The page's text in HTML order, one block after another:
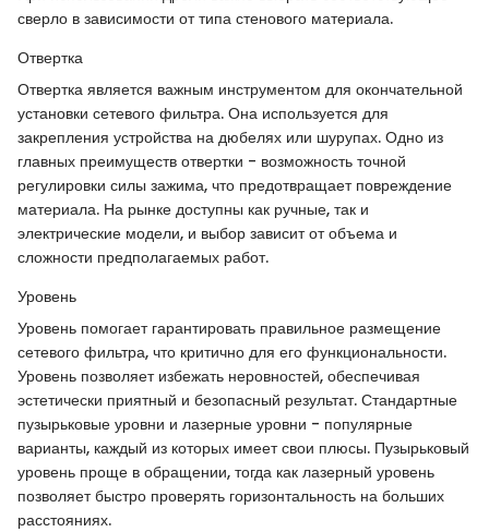
сверло в зависимости от типа стенового материала.
Отвертка
Отвертка является важным инструментом для окончательной
установки сетевого фильтра. Она используется для
закрепления устройства на дюбелях или шурупах. Одно из
главных преимуществ отвертки - возможность точной
регулировки силы зажима, что предотвращает повреждение
материала. На рынке доступны как ручные, так и
электрические модели, и выбор зависит от объема и
сложности предполагаемых работ.
Уровень
Уровень помогает гарантировать правильное размещение
сетевого фильтра, что критично для его функциональности.
Уровень позволяет избежать неровностей, обеспечивая
эстетически приятный и безопасный результат. Стандартные
пузырьковые уровни и лазерные уровни - популярные
варианты, каждый из которых имеет свои плюсы. Пузырьковый
уровень проще в обращении, тогда как лазерный уровень
позволяет быстро проверять горизонтальность на больших
расстояниях.